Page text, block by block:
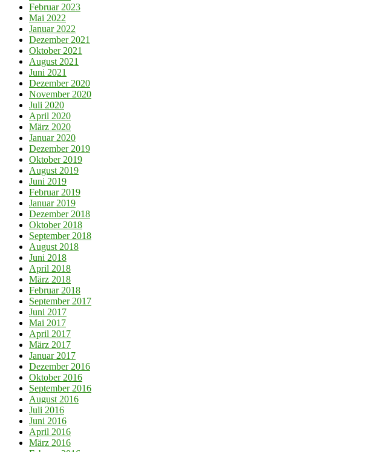
Februar 2023
Mai 2022
Januar 2022
Dezember 2021
Oktober 2021
August 2021
Juni 2021
Dezember 2020
November 2020
Juli 2020
April 2020
März 2020
Januar 2020
Dezember 2019
Oktober 2019
August 2019
Juni 2019
Februar 2019
Januar 2019
Dezember 2018
Oktober 2018
September 2018
August 2018
Juni 2018
April 2018
März 2018
Februar 2018
September 2017
Juni 2017
Mai 2017
April 2017
März 2017
Januar 2017
Dezember 2016
Oktober 2016
September 2016
August 2016
Juli 2016
Juni 2016
April 2016
März 2016